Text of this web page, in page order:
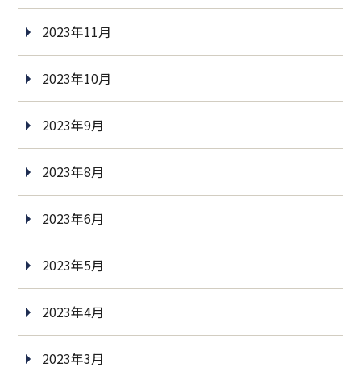
2023年11月
2023年10月
2023年9月
2023年8月
2023年6月
2023年5月
2023年4月
2023年3月